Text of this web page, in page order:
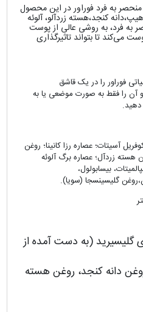
به فرد فوراور در این محصول
کنجد،هسته زردآلو، آلوئه
به فرد، به روشی عالی از پوست
می‌کند تا بتواند تاثیرگذاری
فوراور را در یک قاشق
آن را فقط به صورت موضعی یا به
دهید.
آسیتات؛ عصاره رزا کانینا؛ روغن
هسته زردآل؛ عصاره برگ آلوئه
بیسابولول،
گلیسینسجا (سویا).
گلیسیرید (به دست آمده از
دانه کنجد، روغن هسته